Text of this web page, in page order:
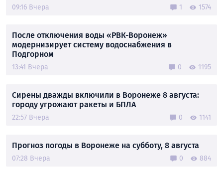
09:16 Вчера 1 1574
После отключения воды «РВК-Воронеж»
модернизирует систему водоснабжения в
Подгорном
13:41 Вчера 0 1195
Сирены дважды включили в Воронеже 8 августа:
городу угрожают ракеты и БПЛА
22:57 Вчера 0 1141
Прогноз погоды в Воронеже на субботу, 8 августа
07:28 Вчера 0 884